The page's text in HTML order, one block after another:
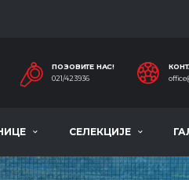
ПОЗОВИТЕ НАС!
021/423936
СЕЛЕКЦИЈЕ